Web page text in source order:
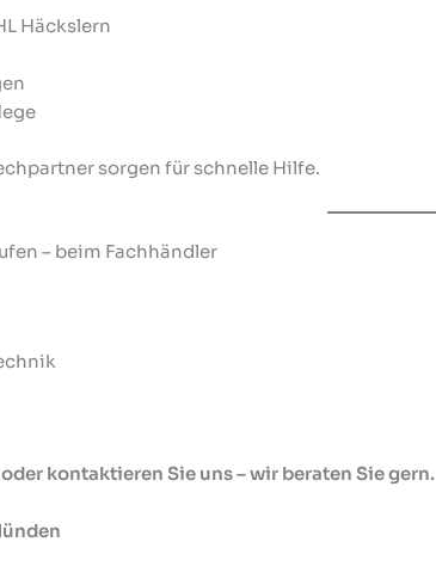
Häckslern
sorgen für schnelle Hilfe.
– beim Fachhändler
kontaktieren Sie uns – wir beraten Sie gern.